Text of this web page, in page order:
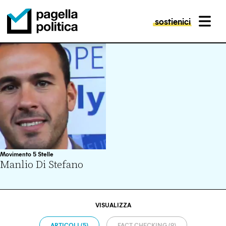
Pagella Politica Logo
sostienici MENU
Movimento 5 Stelle
Manlio Di Stefano
VISUALIZZA